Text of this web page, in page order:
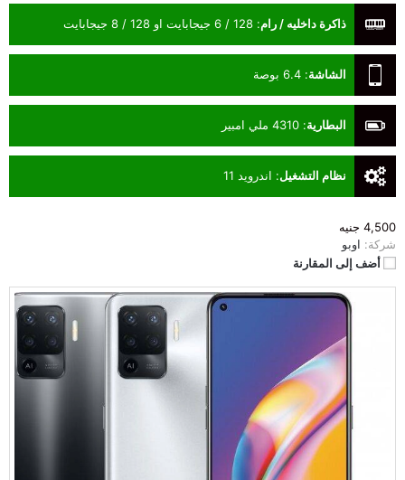
4,500 جنيه
شركة: اوبو
أضف إلى المقارنة
ذاكرة داخليه / رام: 128 / 6 جيجابايت او 128 / 8 جيجابايت
الشاشة: 6.4 بوصة
البطارية: 4310 ملي امبير
نظام التشغيل: اندرويد 11